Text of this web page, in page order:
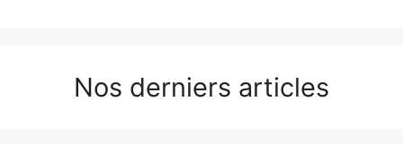
Nos derniers articles